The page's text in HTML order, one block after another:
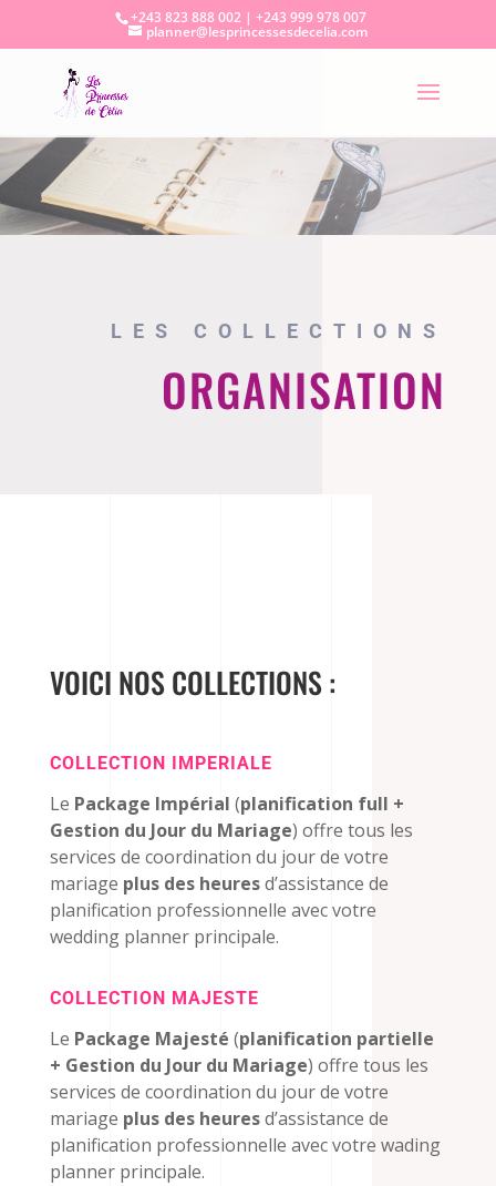
+243 823 888 002 | +243 999 978 007
planner@lesprincessesdecelia.com
LES COLLECTIONS
ORGANISATION
VOICI NOS COLLECTIONS :
COLLECTION IMPERIALE
Le Package Impérial (planification full +
Gestion du Jour du Mariage) offre tous les
services de coordination du jour de votre
mariage plus des heuresd’assistance de
planification professionnelle avec votre
wedding planner principale.
COLLECTION MAJESTE
Le Package Majesté (planification partielle
+ Gestion du Jour du Mariage) offre tous les
services de coordination du jour de votre
mariage plus des heuresd’assistance de
planification professionnelle avec votre wading
planner principale.